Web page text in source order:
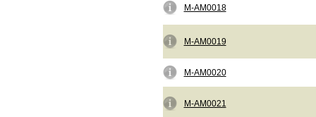
M-AM0018
M-AM0019
M-AM0020
M-AM0021